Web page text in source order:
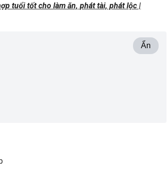
tuổi tốt cho làm ăn, phát tài, phát lộc |
Ẩn